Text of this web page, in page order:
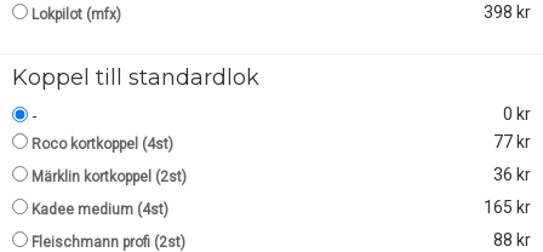
Lokpilot (mfx) 398 kr
Koppel till standardlok
- 0 kr
Roco kortkoppel (4st) 77 kr
Märklin kortkoppel (2st) 36 kr
Kadee medium (4st) 165 kr
Fleischmann profi (2st) 88 kr